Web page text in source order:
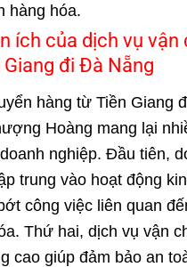
hàng hóa.
ích của dịch vụ vận
đi Đà Nẵng
hàng từ Tiền Giang
Hoàng mang lại
nghiệp. Đầu tiên,
trung vào hoạt động
công việc liên quan
Thứ hai, dịch vụ vận
cao giúp đảm bảo an